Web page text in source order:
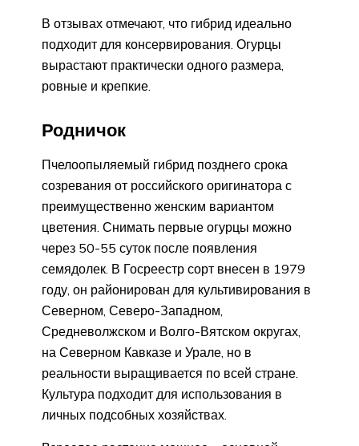
В отзывах отмечают, что гибрид идеально
подходит для консервирования. Огурцы
вырастают практически одного размера,
ровные и крепкие.
Родничок
Пчелоопыляемый гибрид позднего срока
созревания от российского оригинатора с
преимущественно женским вариантом
цветения. Снимать первые огурцы можно
через 50-55 суток после появления
семядолек. В Госреестр сорт внесен в 1979
году, он районирован для культивирования в
Северном, Северо-Западном,
Средневолжском и Волго-Вятском округах,
на Северном Кавказе и Урале, но в
реальности выращивается по всей стране.
Культура подходит для использования в
личных подсобных хозяйствах.